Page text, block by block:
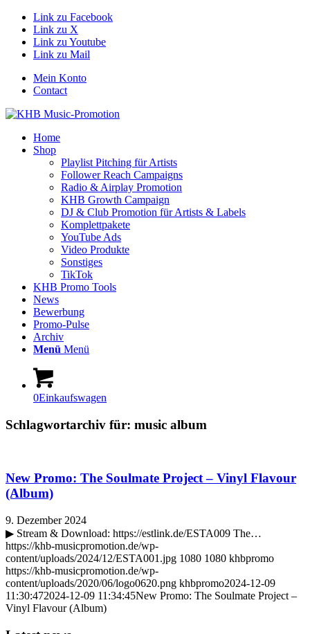
Link zu Facebook
Link zu X
Link zu Youtube
Link zu Mail
Mein Konto
Contact
Home
Shop
Playlist Pitching für Artists
Follower Reach Campaigns
Radio & Airplay Promotion
KHB Growth Campaign
DJ & Club Promotion für Artists & Labels
Komplettpakete
YouTube Ads
Video Produkte
Sonstiges
TikTok
KHB Promo Tools
News
Bewerbung
Promo-Pulse
Archiv
Menü Menü
0Einkaufswagen
Schlagwortarchiv für: music album
New Promo: The Soulmate Project – Vinyl Flavour
(Album)
9. Dezember 2024
▶ Stream & Download: https://estlink.de/ESTA009 The…
https://khb-musicpromotion.de/wp-
content/uploads/2024/12/ESTA001.jpg 1080 1080 khbpromo
https://khb-musicpromotion.de/wp-
content/uploads/2020/06/logo0620.png khbpromo2024-12-09
11:30:472024-12-09 11:34:45New Promo: The Soulmate Project –
Vinyl Flavour (Album)